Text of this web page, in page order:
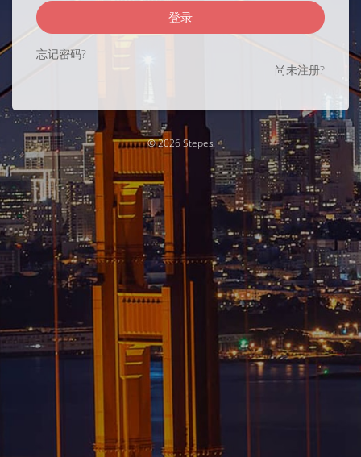
登录
忘记密码?
尚未注册?
© 2026 Stepes